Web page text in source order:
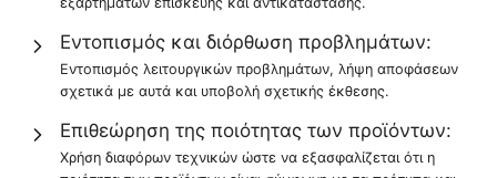
Εντοπισμός και διόρθωση προβλημάτων:
Εντοπισμός λειτουργικών προβλημάτων, λήψη αποφάσεων
σχετικά με αυτά και υποβολή σχετικής έκθεσης.
Επιθεώρηση της ποιότητας των προϊόντων:
Χρήση διαφόρων τεχνικών ώστε να εξασφαλίζεται ότι η